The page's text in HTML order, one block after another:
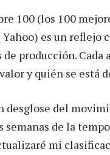
100 (los 100
es un reflejo
producción.
y quién se está
desglose del
semanas de la
mi